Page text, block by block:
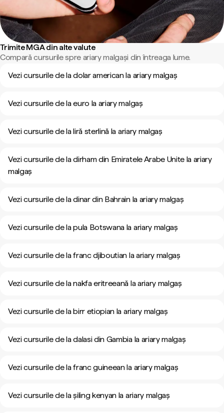
Trimite MGA din alte valute
Compară cursurile spre ariary malgași din întreaga lume.
Vezi cursurile de la dolar american la ariary malgaș
Vezi cursurile de la euro la ariary malgaș
Vezi cursurile de la liră sterlină la ariary malgaș
Vezi cursurile de la dirham din Emiratele Arabe Unite la ariary
malgaș
Vezi cursurile de la dinar din Bahrain la ariary malgaș
Vezi cursurile de la pula Botswana la ariary malgaș
Vezi cursurile de la franc djiboutian la ariary malgaș
Vezi cursurile de la nakfa eritreeană la ariary malgaș
Vezi cursurile de la birr etiopian la ariary malgaș
Vezi cursurile de la dalasi din Gambia la ariary malgaș
Vezi cursurile de la franc guineean la ariary malgaș
Vezi cursurile de la șiling kenyan la ariary malgaș